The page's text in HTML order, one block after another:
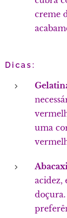
creme
Dicas:
uma
acidez,
doçura.